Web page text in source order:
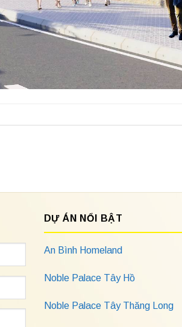
DỰ ÁN NỔI BẬT
An Bình Homeland
Noble Palace Tây Hồ
Noble Palace Tây Thăng Long